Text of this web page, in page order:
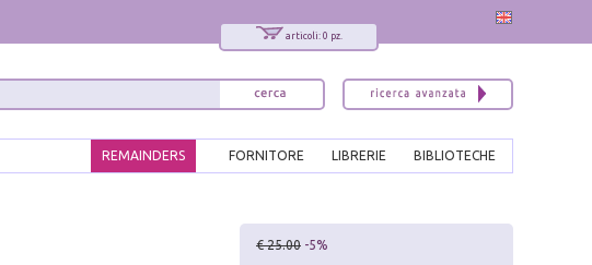
articoli: 0 pz.
BIBLIOTECHE
LIBRERIE
FORNITORE
REMAINDERS
€ 25.00 -5%
x